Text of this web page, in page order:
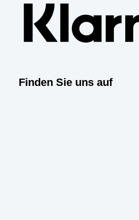
Finden Sie uns auf